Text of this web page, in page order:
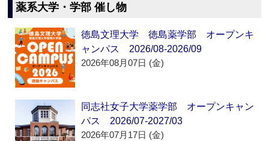
薬系大学・学部 催し物
徳島文理大学 徳島薬学部 オープンキ
ャンパス 2026/08-2026/09
2026年08月07日 (金)
同志社女子大学薬学部 オープンキャン
パス 2026/07-2027/03
2026年07月17日 (金)